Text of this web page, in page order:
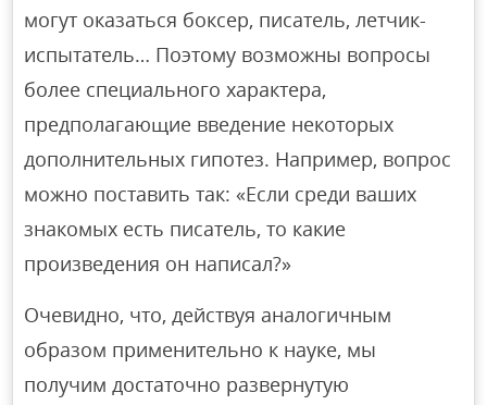
могут оказаться боксер, писатель, летчик-
испытатель… Поэтому возможны вопросы
более специального характера,
предполагающие введение некоторых
дополнительных гипотез. Например, вопрос
можно поставить так: «Если среди ваших
знакомых есть писатель, то какие
произведения он написал?»
Очевидно, что, действуя аналогичным
образом применительно к науке, мы
получим достаточно развернутую